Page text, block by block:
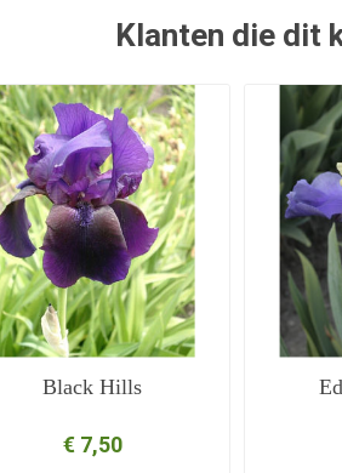
Klanten die dit
Black Hills
€ 7,50